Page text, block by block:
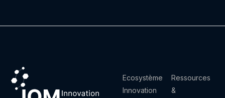
Ecosystème
Innovation
Ressources
&